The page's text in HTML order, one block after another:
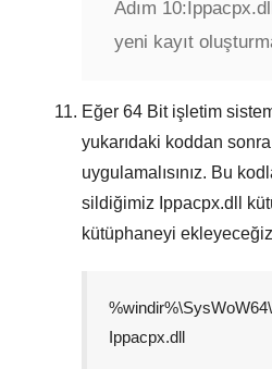
Adım 10:
yeni kayıt
Eğer 64 Bitişletim
yukarıdaki koddan
uygulamalısınız. Bu
sildiğimiz Ippacpx.dll
kütüphaneyi
Ippacpx.dll